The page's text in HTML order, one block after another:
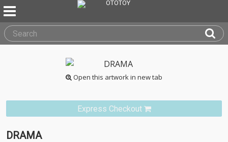
Open this artwork in new tab
Express Checkout
DRAMA